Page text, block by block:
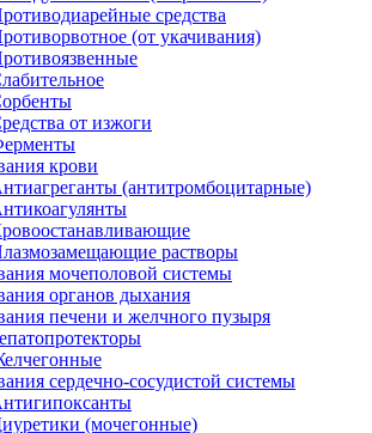
средства
(от укачивания)
от изжоги
крови
(антитромбоцитарные)
растворы
мочеполовой системы
органов дыхания
печени и желчного пузыря
сердечно-сосудистой системы
(мочегонные)